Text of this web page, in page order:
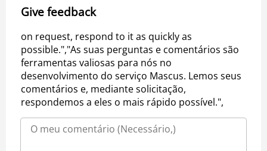
Give feedback
on request, respond to it as quickly as
possible.","As suas perguntas e comentários são
ferramentas valiosas para nós no
desenvolvimento do serviço Mascus. Lemos seus
comentários e, mediante solicitação,
respondemos a eles o mais rápido possível.",